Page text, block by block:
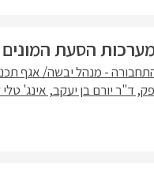
הסעת
- מנהל יבשה/ אגף
ד"ר יורם בן יעקב, אינג' טלי